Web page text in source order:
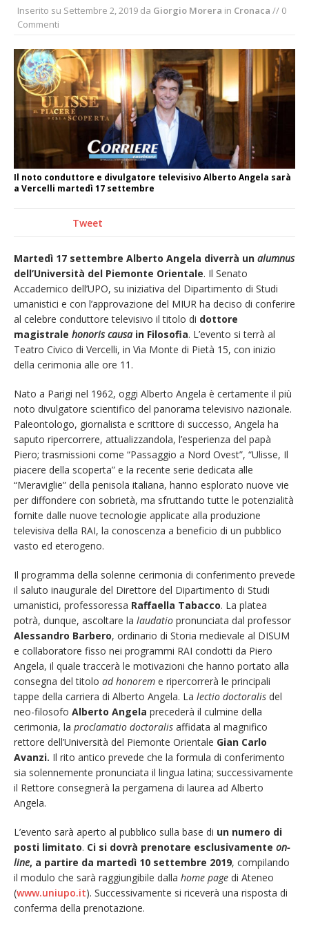
La Regione stanzia oltre 38mila euro per il
Pro Loco
Il Piemonte ha avviato la richiesta di calamità
naturale per la siccità estrema e gli incendi
Dieci anni fa l’ingresso a Vercelli
dell’arcivescovo mons. Marco Arnolfo
Inserito su Settembre 2, 2019 da Giorgio Morera in Cronaca // 0
Commenti
Il noto conduttore e divulgatore televisivo Alberto Angela sarà
a Vercelli martedì 17 settembre
Tweet
Martedì 17 settembre Alberto Angela diverrà un alumnus
dell’Università del Piemonte Orientale. Il Senato
Accademico dell’UPO, su iniziativa del Dipartimento di Studi
umanistici e con l’approvazione del MIUR ha deciso di conferire
al celebre conduttore televisivo il titolo di dottore
magistrale honoris causain Filosofia. L’evento si terrà al
Teatro Civico di Vercelli, in Via Monte di Pietà 15, con inizio
della cerimonia alle ore 11.
Nato a Parigi nel 1962, oggi Alberto Angela è certamente il più
noto divulgatore scientifico del panorama televisivo nazionale.
Paleontologo, giornalista e scrittore di successo, Angela ha
saputo ripercorrere, attualizzandola, l’esperienza del papà
Piero; trasmissioni come “Passaggio a Nord Ovest”, “Ulisse, Il
piacere della scoperta” e la recente serie dedicata alle
“Meraviglie” della penisola italiana, hanno esplorato nuove vie
per diffondere con sobrietà, ma sfruttando tutte le potenzialità
fornite dalle nuove tecnologie applicate alla produzione
televisiva della RAI, la conoscenza a beneficio di un pubblico
vasto ed eterogeno.
Il programma della solenne cerimonia di conferimento prevede
il saluto inaugurale del Direttore del Dipartimento di Studi
umanistici, professoressa Raffaella Tabacco. La platea
potrà, dunque, ascoltare la laudatio pronunciata dal professor
Alessandro Barbero, ordinario di Storia medievale al DISUM
e collaboratore fisso nei programmi RAI condotti da Piero
Angela, il quale traccerà le motivazioni che hanno portato alla
consegna del titolo ad honorem e ripercorrerà le principali
tappe della carriera di Alberto Angela. La lectio doctoralis del
neo-filosofo Alberto Angela precederà il culmine della
cerimonia, la proclamatio doctoralis affidata al magnifico
rettore dell’Università del Piemonte Orientale Gian Carlo
Avanzi. Il rito antico prevede che la formula di conferimento
sia solennemente pronunciata il lingua latina; successivamente
il Rettore consegnerà la pergamena di laurea ad Alberto
Angela.
L’evento sarà aperto al pubblico sulla base di un numero di
posti limitato. Ci si dovrà prenotare esclusivamente on-
line, a partire da martedì 10 settembre 2019, compilando
il modulo che sarà raggiungibile dalla home page di Ateneo
(www.uniupo.it). Successivamente si riceverà una risposta di
conferma della prenotazione.